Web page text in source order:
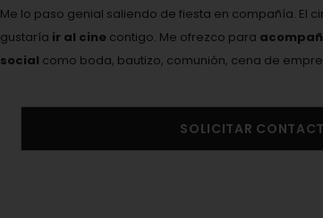
Me lo paso genial saliendo de fiesta en compañía. El
gustaría ir al cine contigo. Me ofrezco para
social como boda, bautizo, comunión, cena de
SOLICITAR